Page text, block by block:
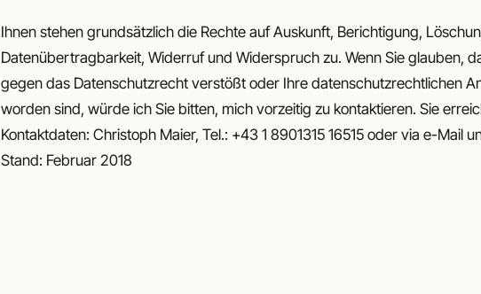
Ihnen stehen grundsätzlich die Rechte auf Auskunft, Berichtigung,
Datenübertragbarkeit, Widerruf und Widerspruch zu. Wenn Sie glauben,
gegen das Datenschutzrecht verstößt oder Ihre datenschutzrechtlichen
worden sind, würde ich Sie bitten, mich vorzeitig zu kontaktieren. Sie
Kontaktdaten: Christoph Maier, Tel.: +43 1 8901315 16515 oder via e-Mail
Stand: Februar 2018